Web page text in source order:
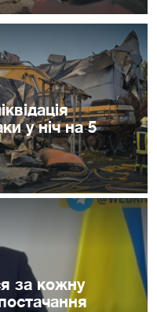
у ніч на 5
за кожну